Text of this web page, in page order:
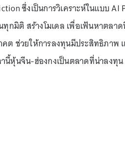
ซึ่งเป็นการวิเคราะห์ในแบบ
ทุกมิติ สร้างโมเดล เพื่อเฟ้นหาตลา
ต ช่วยให้การลงทุนมีประสิทธิภาพ
นี้หุ้นจีน-ฮ่องกงเป็นตลาดที่น่าลงทุ